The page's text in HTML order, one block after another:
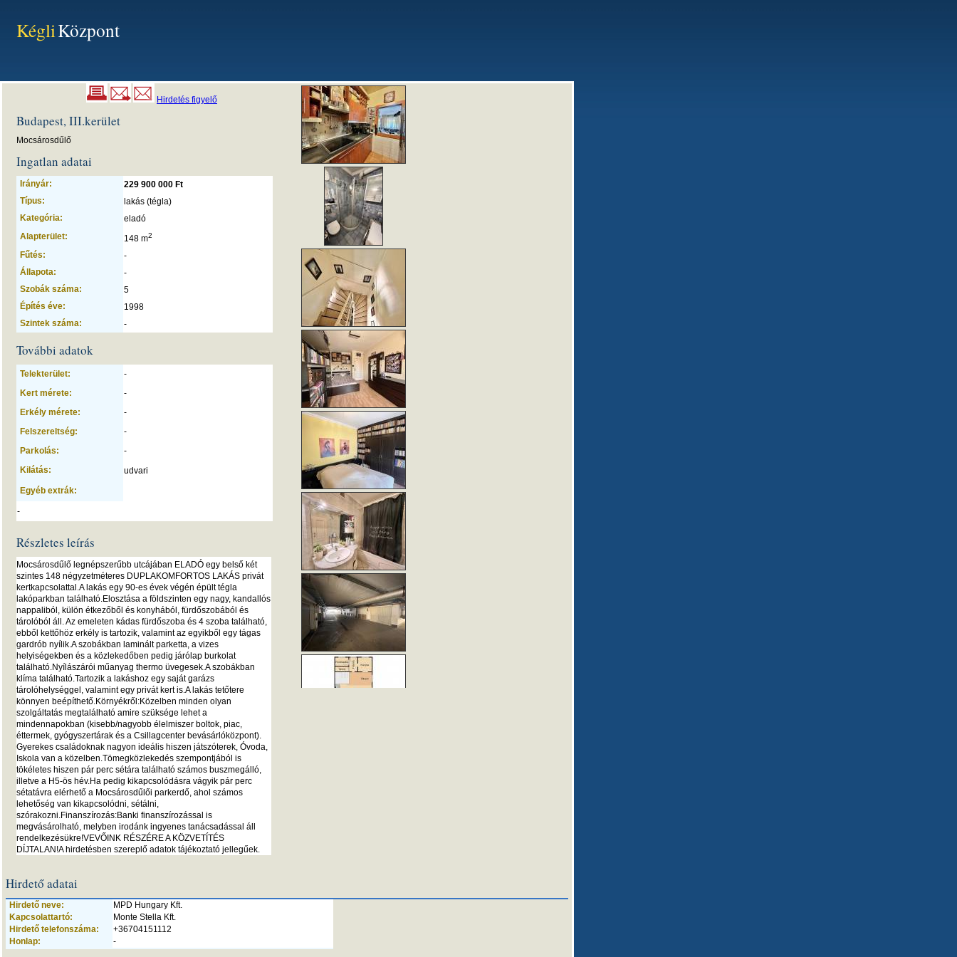
KégliKözpont
Hirdetés figyelő
Budapest, III.kerület
Mocsárosdűlő
Ingatlan adatai
Irányár:
229 900 000 Ft
Típus:
lakás (tégla)
Kategória:
eladó
Alapterület:
148 m2
Fűtés:
-
Állapota:
-
Szobák száma:
5
Építés éve:
1998
Szintek száma:
-
További adatok
Telekterület:
-
Kert mérete:
-
Erkély mérete:
-
Felszereltség:
-
Parkolás:
-
Kilátás:
udvari
Egyéb extrák:
-
Részletes leírás
Mocsárosdűlő legnépszerűbb utcájában ELADÓ egy belső két
szintes 148 négyzetméteres DUPLAKOMFORTOS LAKÁS privát
kertkapcsolattal.A lakás egy 90-es évek végén épült tégla
lakóparkban található.Elosztása a földszinten egy nagy, kandallós
nappaliból, külön étkezőből és konyhából, fürdőszobából és
tárolóból áll. Az emeleten kádas fürdőszoba és 4 szoba található,
ebből kettőhöz erkély is tartozik, valamint az egyikből egy tágas
gardrób nyílik.A szobákban laminált parketta, a vizes
helyiségekben és a közlekedőben pedig járólap burkolat
található.Nyílászárói műanyag thermo üvegesek.A szobákban
klíma található.Tartozik a lakáshoz egy saját garázs
tárolóhelységgel, valamint egy privát kert is.A lakás tetőtere
könnyen beépíthető.Környékről:Közelben minden olyan
szolgáltatás megtalálható amire szüksége lehet a
mindennapokban (kisebb/nagyobb élelmiszer boltok, piac,
éttermek, gyógyszertárak és a Csillagcenter bevásárlóközpont).
Gyerekes családoknak nagyon ideális hiszen játszóterek, Óvoda,
Iskola van a közelben.Tömegközlekedés szempontjából is
tökéletes hiszen pár perc sétára található számos buszmegálló,
illetve a H5-ös hév.Ha pedig kikapcsolódásra vágyik pár perc
sétatávra elérhető a Mocsárosdűlői parkerdő, ahol számos
lehetőség van kikapcsolódni, sétálni,
szórakozni.Finanszírozás:Banki finanszírozással is
megvásárolható, melyben irodánk ingyenes tanácsadással áll
rendelkezésükre!VEVŐINK RÉSZÉRE A KÖZVETÍTÉS
DÍJTALAN!A hirdetésben szereplő adatok tájékoztató jellegűek.
Hirdető adatai
Hirdető neve:
MPD Hungary Kft.
Kapcsolattartó:
Monte Stella Kft.
Hirdető telefonszáma:
+36704151112
Honlap:
-